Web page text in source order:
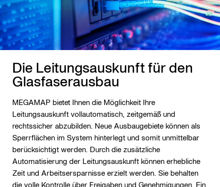
Die Leitungsauskunft für den
Glasfaserausbau
MEGAMAP bietet Ihnen die Möglichkeit Ihre
Leitungsauskunft vollautomatisch, zeitgemäß und
rechtssicher abzubilden. Neue Ausbaugebiete können als
Sperrflächen im System hinterlegt und somit unmittelbar
berücksichtigt werden. Durch die zusätzliche
Automatisierung der Leitungsauskunft können erhebliche
Zeit und Arbeitsersparnisse erzielt werden. Sie behalten
die volle Kontrolle über Freigaben und Genehmigungen. Ein